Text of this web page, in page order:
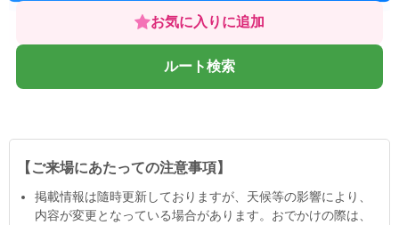
お気に入りに追加
ルート検索
【ご来場にあたっての注意事項】
掲載情報は隨時更新しておりますが、天候等の影響により、
内容が変更となっている場合があります。おでかけの際は、